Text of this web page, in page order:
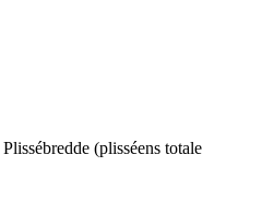
Plissébredde (plisséens totale